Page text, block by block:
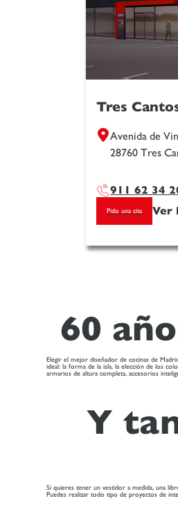
Tres
Avenida de
28760 Tres
911 62 34
Pido una cita Ver
60
Elegir el mejor diseñador de cocinas de
ideal: la forma de la isla, la elección de los
armarios de altura completa, accesorios
Y
Si quieres tener un vestidor a medida, una
Puedes realizar todo tipo de proyectos de